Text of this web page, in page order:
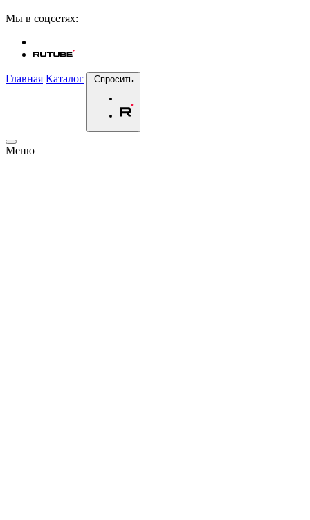
Мы в соцсетях:
Главная Каталог Спросить
Меню